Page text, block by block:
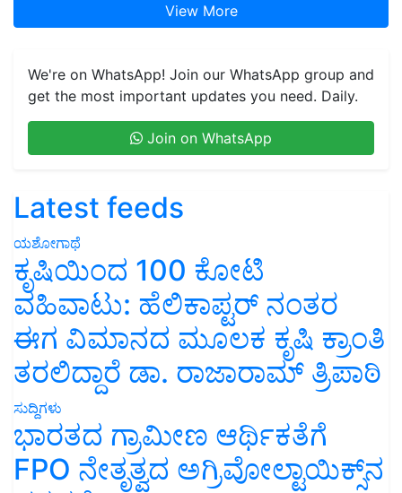
View More
We're on WhatsApp! Join our WhatsApp group and
get the most important updates you need. Daily.
Join on WhatsApp
Latest feeds
ಯಶೋಗಾಥೆ
ಕೃಷಿಯಿಂದ 100 ಕೋಟಿ
ವಹಿವಾಟು: ಹೆಲಿಕಾಪ್ಟರ್ ನಂತರ
ಈಗ ವಿಮಾನದ ಮೂಲಕ ಕೃಷಿ ಕ್ರಾಂತಿ
ತರಲಿದ್ದಾರೆ ಡಾ. ರಾಜಾರಾಮ್ ತ್ರಿಪಾಠಿ
ಸುದ್ದಿಗಳು
ಭಾರತದ ಗ್ರಾಮೀಣ ಆರ್ಥಿಕತೆಗೆ
FPO ನೇತೃತ್ವದ ಅಗ್ರಿವೋಲ್ಟಾಯಿಕ್ಸ್‌ನ